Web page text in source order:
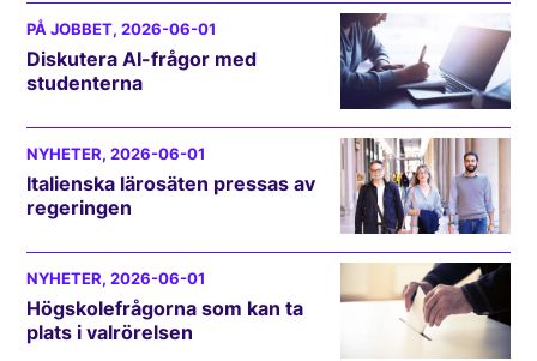
PÅ JOBBET, 2026-06-01
Diskutera AI-frågor med
studenterna
NYHETER, 2026-06-01
Italienska lärosäten pressas av
regeringen
NYHETER, 2026-06-01
Högskolefrågorna som kan ta
plats i valrörelsen